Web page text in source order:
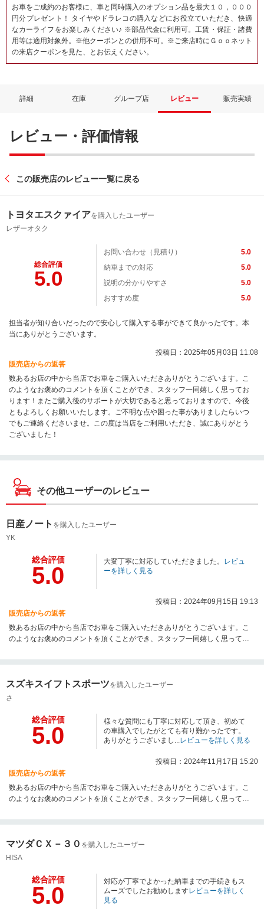
お車をご成約のお客様に、車と同時購入のオプション品を最大１０，０００
円分プレゼント！ タイヤやドラレコの購入などにお役立ていただき、快適
なカーライフをお楽しみください♪ ※部品代金に利用可。工賃・保証・諸費
用等は適用対象外。※他クーポンとの併用不可。※ご来店時にＧｏｏネット
の来店クーポンを見た、とお伝えください。
詳細 在庫 グループ店 レビュー 販売実績
レビュー・評価情報
この販売店のレビュー一覧に戻る
トヨタエスクァイアを購入したユーザー
レザーオタク
総合評価
5.0
お問い合わせ（見積り）
5.0
納車までの対応
5.0
説明の分かりやすさ
5.0
おすすめ度
5.0
担当者が知り合いだったので安心して購入する事ができて良かったです。本
当にありがとうございます。
投稿日：2025年05月03日 11:08
販売店からの返答
数あるお店の中から当店でお車をご購入いただきありがとうございます。こ
のようなお褒めのコメントを頂くことができ、スタッフ一同嬉しく思ってお
ります！またご購入後のサポートが大切であると思っておりますので、今後
ともよろしくお願いいたします。ご不明な点や困った事がありましたらいつ
でもご連絡くださいませ。この度は当店をご利用いただき、誠にありがとう
ございました！
その他ユーザーのレビュー
日産ノート を購入したユーザー
YK
総合評価
5.0
大変丁寧に対応していただきました。 レビュ
ーを詳しく見る
投稿日：2024年09月15日 19:13
販売店からの返答
数あるお店の中から当店でお車をご購入いただきありがとうございます。こ
のようなお褒めのコメントを頂くことができ、スタッフ一同嬉しく思ってお
ともよろしくお願いいたします。ご不明な点や困った事がありましたらいつ
ございました！
スズキスイフトスポーツを購入したユーザー
さ
総合評価
5.0
様々な質問にも丁寧に対応して頂き、初めて
の車購入でしたがとても有り難かったです。
ありがとうございまし... レビューを詳しく見る
投稿日：2024年11月17日 15:20
販売店からの返答
数あるお店の中から当店でお車をご購入いただきありがとうございます。こ
のようなお褒めのコメントを頂くことができ、スタッフ一同嬉しく思ってお
ともよろしくお願いいたします。ご不明な点や困った事がありましたらいつ
ございました！
マツダＣＸ－３０ を購入したユーザー
HISA
総合評価
5.0
対応が丁寧でよかった納車までの手続きもス
ムーズでしたお勧めしますレビューを詳しく
見る